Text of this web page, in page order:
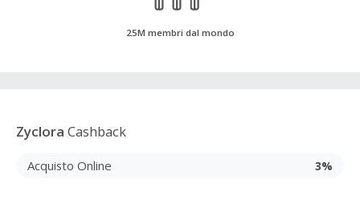
25M membri dal mondo
Zyclora Cashback
Acquisto Online 3%